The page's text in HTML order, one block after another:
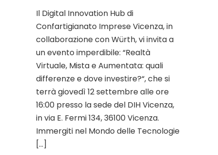
Il Digital Innovation Hub di
Confartigianato Imprese Vicenza, in
collaborazione con Würth, vi invita a
un evento imperdibile: “Realtà
Virtuale, Mista e Aumentata: quali
differenze e dove investire?“, che si
terrà giovedì 12 settembre alle ore
16:00 presso la sede del DIH Vicenza,
in via E. Fermi 134, 36100 Vicenza.
Immergiti nel Mondo delle Tecnologie
[…]